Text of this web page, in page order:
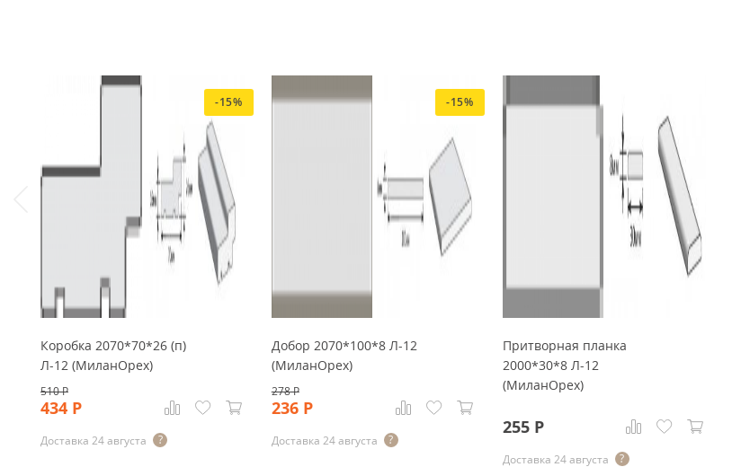
-15%
Коробка 2070*70*26 (п)
Л-12 (МиланОрех)
510Р
434 Р
Доставка 24 августа
-15%
Добор 2070*100*8 Л-12
(МиланОрех)
278Р
236Р
Доставка 24 августа
Притворная планка
2000*30*8 Л-12
(МиланОрех)
255Р
Доставка 24 августа